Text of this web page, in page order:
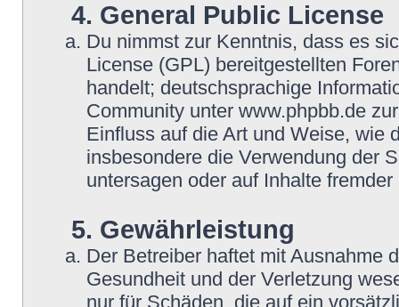
4. General Public License
Du nimmst zur Kenntnis, dass es
License (GPL) bereitgestellten
handelt; deutschsprachige
Community unter www.phpbb.de
Einfluss auf die Art und Weise, wie
insbesondere die Verwendung der
untersagen oder auf Inhalte
5. Gewährleistung
Der Betreiber haftet mit Ausnahme
Gesundheit und der Verletzung
nur für Schäden, die auf ein